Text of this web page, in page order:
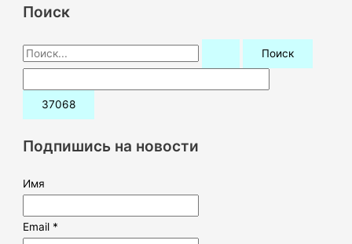
Поиск
П
о
и
:Подпишись на новости
Имя
Email *